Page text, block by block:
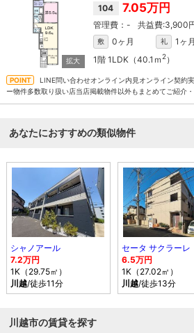
104 7.05万円
- 3,900
敷 0ヶ月 礼
1ヶ月
1階 1LDK（40.1ｍ 2）
LINE問い合わせオンライン内見オンライン契約
ー物件多数取り扱い店当店掲載物件以外もまとめてご紹介
あなたにおすすめの類似物件
シャノアール
7.2万円
1K（29.75㎡）
川越/徒歩11分
セータ サクラーレ
6.5万円
1K（27.02㎡）
川越/徒歩13分
川越市の賃貸を探す